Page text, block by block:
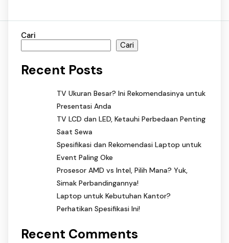
Cari
Cari
Recent Posts
TV Ukuran Besar? Ini Rekomendasinya untuk
Presentasi Anda
TV LCD dan LED, Ketauhi Perbedaan Penting
Saat Sewa
Spesifikasi dan Rekomendasi Laptop untuk
Event Paling Oke
Prosesor AMD vs Intel, Pilih Mana? Yuk,
Simak Perbandingannya!
Laptop untuk Kebutuhan Kantor?
Perhatikan Spesifikasi Ini!
Recent Comments